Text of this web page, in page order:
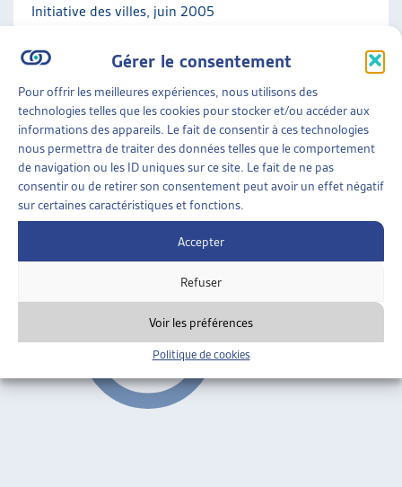
Gérer le consentement
Pour offrir les meilleures expériences, nous utilisons des
technologies telles que les cookies pour stocker et/ou accéder aux
informations des appareils. Le fait de consentir à ces technologies
nous permettra de traiter des données telles que le comportement
de navigation ou les ID uniques sur ce site. Le fait de ne pas
consentir ou de retirer son consentement peut avoir un effet négatif
sur certaines caractéristiques et fonctions.
Accepter
Refuser
Voir les préférences
Politique de cookies
Initiative des villes, juin 2005
Réflexions générales
INSERTION»JEUNES ADULTES»RÉFLEXIONS
GÉNÉRALES
JEUNES ADULTES EN DIFFICULTÉ
Journée d’automne 2002;état des lieux dans les
cantons